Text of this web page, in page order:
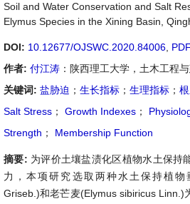
Soil and Water Conservation and Salt
Elymus Species in the Xining Basin,
DOI: 10.12677/OJSWC.2020.84006 PDF
作者: 付江涛 ：陕西理工大学，土木工程
关键词: 盐胁迫 ； 生长指标 ； 生理指标 ；
Salt Stress ； Growth Indexes ；
Strength ； Membership Function
摘要: 为评价土壤盐渍化区植物水土保持
力，本项研究选取两种水土保持植物
Griseb.)和老芒麦(Elymus sibiricus Linn.)